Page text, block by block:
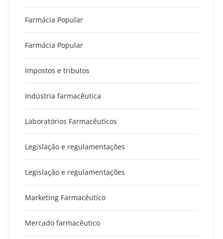
Farmácia Popular
Farmácia Popular
Impostos e tributos
Indústria farmacêutica
Laboratórios Farmacêuticos
Legislação e regulamentações
Legislação e regulamentações
Marketing Farmacêutico
Mercado farmacêutico